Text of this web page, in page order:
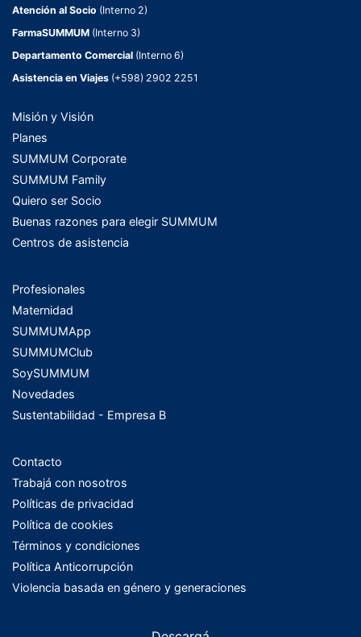
Atención al Socio (Interno 2)
FarmaSUMMUM (Interno 3)
Departamento Comercial (Interno 6)
Asistencia en Viajes (+598) 2902 2251
Misión y Visión
Planes
SUMMUM Corporate
SUMMUM Family
Quiero ser Socio
Buenas razones para elegir SUMMUM
Centros de asistencia
Profesionales
Maternidad
SUMMUMApp
SUMMUMClub
SoySUMMUM
Novedades
Sustentabilidad - Empresa B
Contacto
Trabajá con nosotros
Políticas de privacidad
Política de cookies
Términos y condiciones
Política Anticorrupción
Violencia basada en género y generaciones